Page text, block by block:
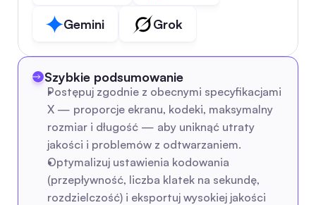
Gemini Grok
Szybkie podsumowanie
Postępuj zgodnie z obecnymi specyfikacjami
X — proporcje ekranu, kodeki, maksymalny
rozmiar i długość — aby uniknąć utraty
jakości i problemów z odtwarzaniem.
Optymalizuj ustawienia kodowania
(przepływność, liczba klatek na sekundę,
rozdzielczość) i eksportuj wysokiej jakości